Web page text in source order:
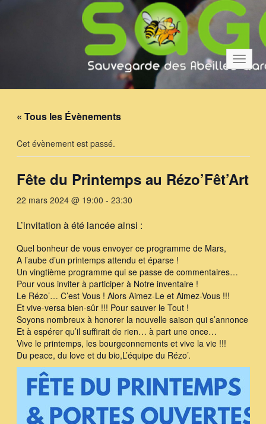
la
« Tous les Évènements
Cet évènement est passé.
Fête du Printemps au Rézo’Fêt’Art
22 mars 2024 @ 19:00 - 23:30
L’invitation à été lancée ainsi :
Quel bonheur de vous envoyer ce programme de Mars,
A l’aube d’un printemps attendu et éparse !
Un vingtième programme qui se passe de commentaires…
Pour vous inviter à participer à Notre inventaire !
Le Rézo’… C’est Vous ! Alors Aimez-Le et Aimez-Vous !!!
Et vive-versa bien-sûr !!! Pour sauver le Tout !
Soyons nombreux à honorer la nouvelle saison qui s’annonce !
Et à espérer qu’il suffirait de rien… à part une once…
Vive le printemps, les bourgeonnements et vive la vie !!!
Du peace, du love et du bio,L’équipe du Rézo’.